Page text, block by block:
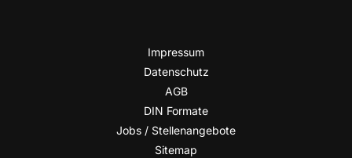
Impres­sum
Daten­schutz
AGB
DIN For­ma­te
Jobs / Stellenangebote
Site­map